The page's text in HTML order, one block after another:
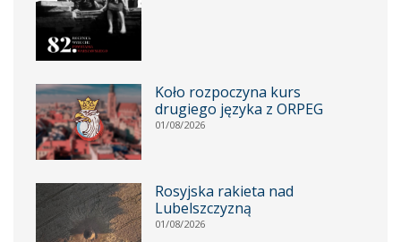
Koło rozpoczyna kurs
drugiego języka z ORPEG
01/08/2026
Rosyjska rakieta nad
Lubelszczyzną
01/08/2026